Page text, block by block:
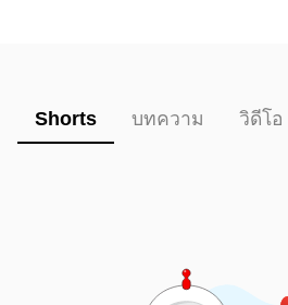
Shorts บทความ วิดีโอ